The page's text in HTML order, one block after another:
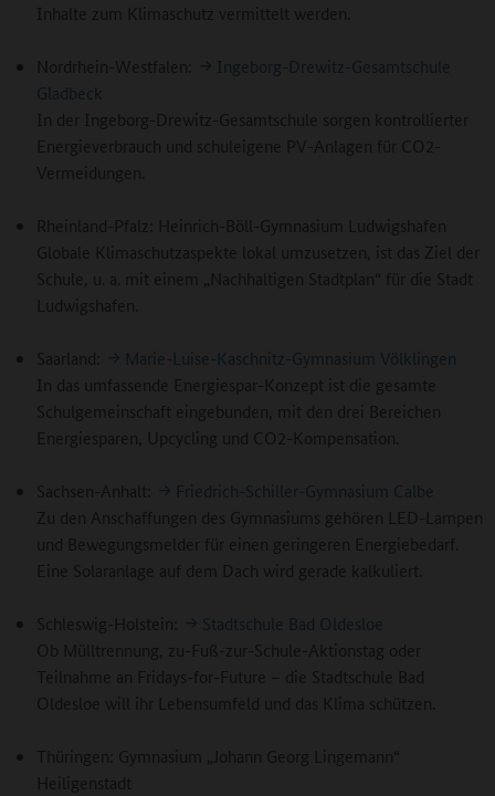
Inhalte zum Klimaschutz vermittelt werden.
Nordrhein-Westfalen:
Ingeborg-Drewitz-Gesamtschule
Gladbeck
In der Ingeborg-Drewitz-Gesamtschule sorgen kontrollierter
Energieverbrauch und schuleigene PV-Anlagen für CO2-
Vermeidungen.
Rheinland-Pfalz: Heinrich-Böll-Gymnasium Ludwigshafen
Globale Klimaschutzaspekte lokal umzusetzen, ist das Ziel der
Schule, u. a. mit einem „Nachhaltigen Stadtplan“ für die Stadt
Ludwigshafen.
Saarland:
Marie-Luise-Kaschnitz-Gymnasium Völklingen
In das umfassende Energiespar-Konzept ist die gesamte
Schulgemeinschaft eingebunden, mit den drei Bereichen
Energiesparen, Upcycling und CO2-Kompensation.
Sachsen-Anhalt:
Friedrich-Schiller-Gymnasium Calbe
Zu den Anschaffungen des Gymnasiums gehören LED-Lampen
und Bewegungsmelder für einen geringeren Energiebedarf.
Eine Solaranlage auf dem Dach wird gerade kalkuliert.
Schleswig-Holstein:
Stadtschule Bad Oldesloe
Ob Mülltrennung, zu-Fuß-zur-Schule-Aktionstag oder
Teilnahme an Fridays-for-Future – die Stadtschule Bad
Oldesloe will ihr Lebensumfeld und das Klima schützen.
Thüringen: Gymnasium „Johann Georg Lingemann“
Heiligenstadt